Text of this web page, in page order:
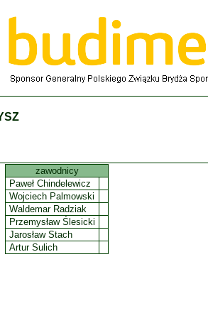
zawodnicy
Paweł Chindelewicz
Wojciech Palmowski
Waldemar Radziak
Przemysław Ślesicki
Jarosław Stach
Artur Sulich